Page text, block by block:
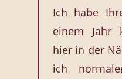
Ich habe
einem Jahr
hier in der
ich